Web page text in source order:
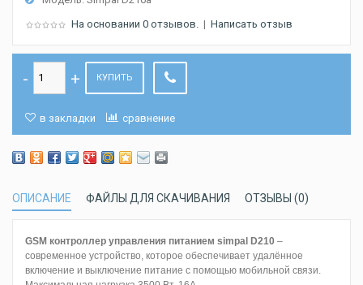
На основании 0 отзывов. | Написать отзыв
КУПИТЬ
в закладки сравнение
ОПИСАНИЕ ФАЙЛЫ ДЛЯ СКАЧИВАНИЯ ОТЗЫВЫ (0)
GSM контроллер управления питанием simpal D210 –
современное устройство, которое обеспечивает удалённое
включение и выключение питание с помощью мобильной связи.